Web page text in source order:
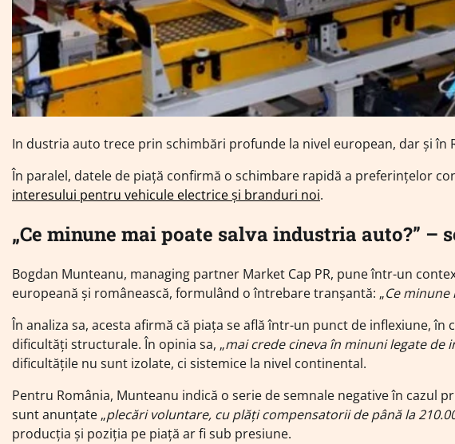
In dustria auto trece prin schimbări profunde la nivel european, dar și în
În paralel, datele de piață confirmă o schimbare rapidă a preferințelor
interesului pentru vehicule electrice și branduri noi.
„Ce minune mai poate salva industria auto?” –
Bogdan Munteanu, managing partner Market Cap PR, pune într-un
europeană și românească, formulând o întrebare tranșantă: „Ce
În analiza sa, acesta afirmă că piața se află într-un punct de inflexiune,
dificultăți structurale. În opinia sa, „mai crede cineva în minuni legate de
dificultățile nu sunt izolate, ci sistemice la nivel continental.
Pentru România, Munteanu indică o serie de semnale negative în cazul
sunt anunțate „plecări voluntare, cu plăți compensatorii de până la
producția și poziția pe piață ar fi sub presiune.